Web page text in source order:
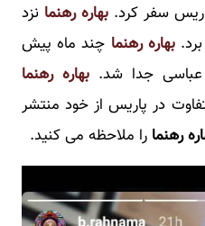
سفر کرد. بهاره رهنما نزد
بهاره رهنما چند ماه پیش
جدا شد. بهاره رهنما
در پاریس از خود منتشر
رهنما را ملاحظه می کنید.